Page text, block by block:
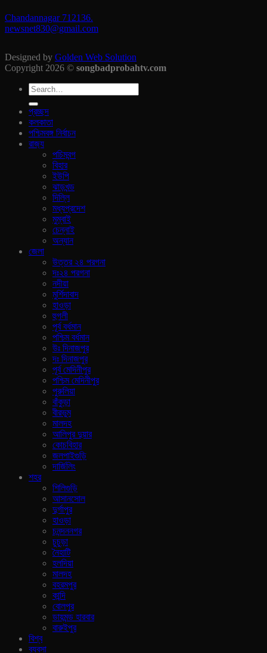
Chandannagar 712136.
newsnet830@gmail.com
Designed by Golden Web Solution
Copyright 2026 © songbadprobahtv.com
প্রচ্ছদ
কলকাতা
পশ্চিমবঙ্গ নির্বাচন
রাজ‍্য
পচিমবন্গ
বিহার
ইউপি
ঝাড়খন্ড
দিল্লি
মধ্যপ্রদেশ
মুম্বাই
চেন্নাই
অন্যান
জেলা
উত্তর ২৪ পরগনা
দঃ২৪ পরগনা
নদীয়া
মুর্শিদাবাদ
হাওড়া
হুগলী
পূর্ব বর্ধমান
পশ্চিম বর্ধমান
উঃ দিনাজপুর
দঃ দিনাজপুর
পূর্ব মেদিনীপুর
পশ্চিম মেদিনীপুর
পুরুলিয়া
বাঁকুড়া
বীরভুম
মালদহ
আলিপুর দুয়ার
কোচবিহার
জলপাইগুড়ি
দার্জিলিং
শহর
শিলিগুড়ি
আসানসোল
দুর্গাপুর
হাওড়া
চনন্দননগর
চুচুড়া
নৈহাটি
হলদিয়া
মালদহ
বহরমপুর
কান্দি
বোলপুর
ডায়মন্ড হারবার
বারুইপুর
বিশ্ব
ব‍্যবসা